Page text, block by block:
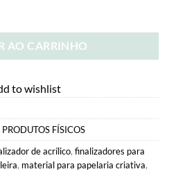
AO CARRINHO
to wishlist
PRODUTOS FÍSICOS
de acrílico, finalizadores para
, material para papelaria criativa,